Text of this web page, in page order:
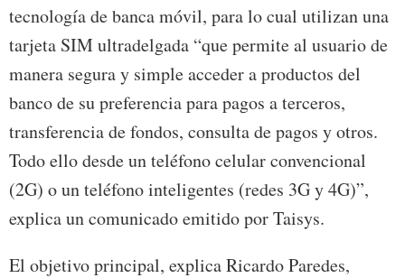
tecnología de banca móvil, para lo cual utilizan una
tarjeta SIM ultradelgada “que permite al usuario de
manera segura y simple acceder a productos del
banco de su preferencia para pagos a terceros,
transferencia de fondos, consulta de pagos y otros.
Todo ello desde un teléfono celular convencional
(2G) o un teléfono inteligentes (redes 3G y 4G)”,
explica un comunicado emitido por Taisys.
El objetivo principal, explica Ricardo Paredes,